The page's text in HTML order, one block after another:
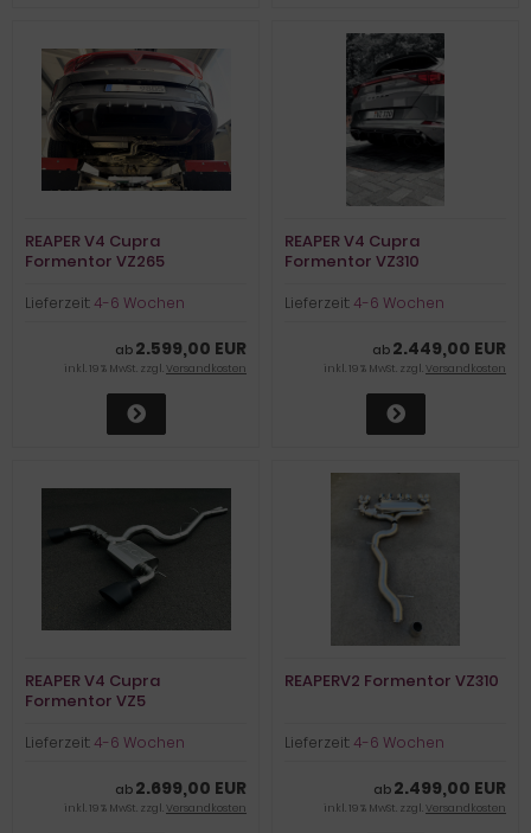
REAPER V4 Cupra
Formentor VZ265
Lieferzeit: 4-6 Wochen
ab 2.599,00 EUR
inkl. 19 % MwSt. zzgl.Versandkosten
REAPER V4 Cupra
Formentor VZ310
Lieferzeit: 4-6 Wochen
ab 2.449,00 EUR
inkl. 19 % MwSt. zzgl.Versandkosten
REAPER V4 Cupra
Formentor VZ5
Lieferzeit: 4-6 Wochen
ab 2.699,00 EUR
inkl. 19 % MwSt. zzgl.Versandkosten
REAPERV2 Formentor VZ310
Lieferzeit: 4-6 Wochen
ab 2.499,00 EUR
inkl. 19 % MwSt. zzgl.Versandkosten